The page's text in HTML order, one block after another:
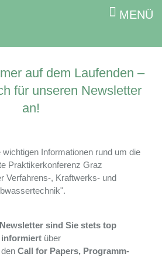
MENÜ
auf dem Laufenden –
für unseren Newsletter
an!
Informationen rund um die
Praktikerkonferenz Graz
Verfahrens-, Kraftwerks- und
sind Sie stets top
informiert über
den Call for Papers, Programm-